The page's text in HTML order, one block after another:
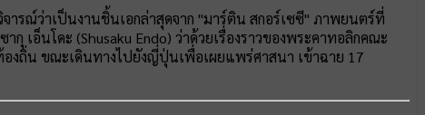
ารณ์ว่าเป็นงานชิ้นเอกล่าสุดจาก "มาร์ติน สกอร์เซซี" ภาพยนตร์ที่
เอ็นโดะ (Shusaku Endo) ว่าด้วยเรื่องราวของพระคาทอลิกคณะ
งถิ่น ขณะเดินทางไปยังญี่ปุ่นเพื่อเผยแพร่ศาสนา เข้าฉาย 17